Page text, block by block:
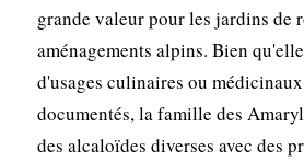
grande valeur pour les jardins de
aménagements alpins. Bien
d'usages culinaires ou
documentés, la famille des
des alcaloïdes diverses avec des